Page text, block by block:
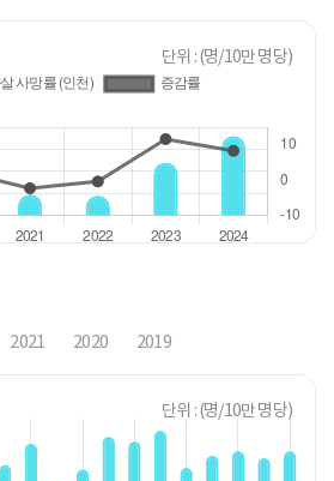
단위 : (명/10만 명당)
2021 2020 2019
단위 : (명/10만 명당)